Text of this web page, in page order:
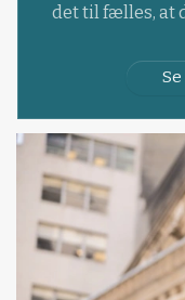
det til fælles, at